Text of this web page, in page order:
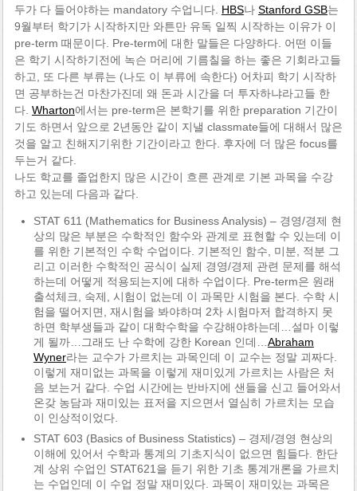
두가 다 들어야하는 mandatory 수업니다. HBS나 Stanford GSB는
9월부터 학기가 시작하지만 와튼만 유독 일찍 시작하는 이유가 이
pre-term 때문이다. Pre-term에 대한 말들은 다양하다. 어떤 이들
은 학기 시작하기전에 녹슨 머리에 기름칠을 하는 좋은 기회라고들
하고, 또 다른 부류는 (나도 이 부류에 속한다) 어차피 학기 시작하
면 공부하는건 마찬가진데 왜 돈과 시간을 더 투자하냐라고들 한
다. Wharton에서는 pre-term은 본학기를 위한 preparation 기간이
기도 하면서 앞으로 2년동안 같이 지낼 classmate들에 대해서 많은
것을 알고 친해지기위한 기간이라고 한다. 후자에 더 많은 focus를
두는거 같다.
나도 학교를 졸업한지 많은 시간이 흐른 관계로 기본 과목을 수강
하고 있는데 다음과 같다.
STAT 611 (Mathematics for Business Analysis) – 경영/경제 현
상의 많은 부분은 수학적인 함수와 관계로 표현할 수 있는데 이
를 위한 기본적인 수학 수업이다. 기본적인 함수, 미분, 적분 그
리고 이러한 수학적인 공식이 실제 경영/경제 관련 문제를 해석
하는데 어떻게 적용되는지에 대하 수업이다. Pre-term은 원래
출석체크, 숙제, 시험이 없는데 이 과목만 시험을 본다. 수학 시
험을 떨어지면, 재시험을 봐야하며 2차 시험마저 합격하지 못
하면 학부생들과 같이 대학수학을 수강해야하는데…설마 이렇
게 될까…그래도 난 수학에 강한 Korean 인데… Abraham
Wyner라는 교수가 가르치는 과목인데 이 교수는 정말 괴짜다.
이렇게 재미없는 과목을 이렇게 재미있게 가르치는 사람은 처
음 보는거 같다. 수업 시간에는 반바지에 샌들을 신고 들어와서
온갖 농담과 재미있는 표저을 지으면서 열심히 가르치는 모습
이 인상적이었다.
STAT 603 (Basics of Business Statistics) – 경제/경영 현상의
이해에 있어서 수학과 통계의 기초지식이 없으면 힘들다. 한단
계 상위 수업인 STAT621을 듣기 위한 기초 통계개론을 가르치
는 수업인데 이 수업 정말 재미있다. 과목이 재미있는 과목은